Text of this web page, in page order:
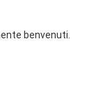
benvenuti.